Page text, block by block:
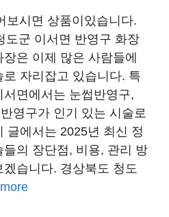
시면 상품이있습니다.
군 이서면 반영구 화장
은 이제 많은 사람들에
자리잡고 있습니다. 특
면에서는 눈썹반영구,
영구가 인기 있는 시술로
글에서는 2025년 최신 정
의 장단점, 비용, 관리 방
습니다. 경상북도 청도